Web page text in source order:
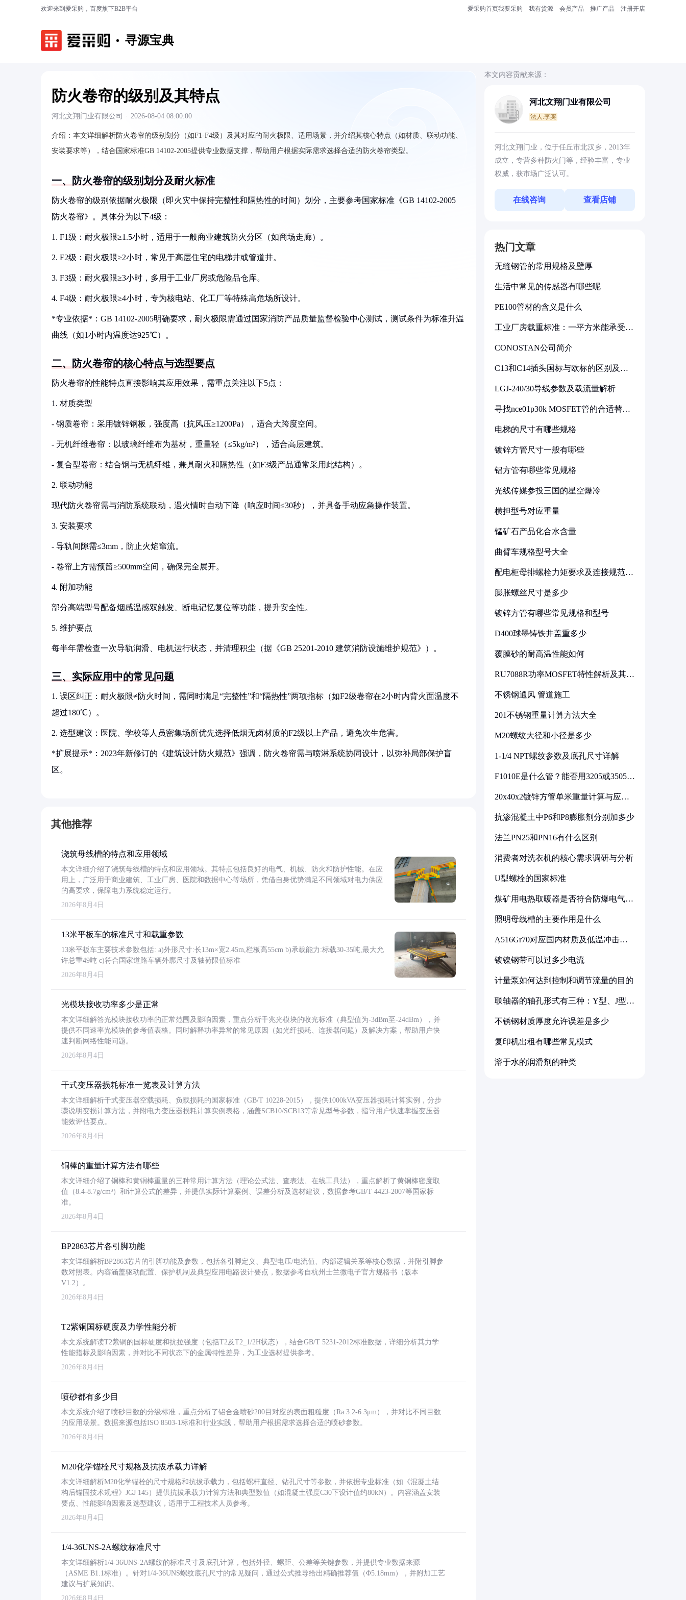
欢迎来到爱采购，百度旗下B2B平台 爱采购首页我要采购 我有货源 会员产品 推广产品 注册开店
寻源宝典
防火卷帘的级别及其特点
河北文翔门业有限公司 · 2026-08-04 08:00:00
介绍： 本文详细解析防火卷帘的级别划分（如F1-F4级）及其对应的耐火极限、适用场景，并介绍其核心特点（如材质、联动功能、
安装要求等），结合国家标准GB 14102-2005提供专业数据支撑，帮助用户根据实际需求选择合适的防火卷帘类型。
一、防火卷帘的级别划分及耐火标准
防火卷帘的级别依据耐火极限（即火灾中保持完整性和隔热性的时间）划分，主要参考国家标准《GB 14102-2005
防火卷帘》。具体分为以下4级：
1. F1级：耐火极限≥1.5小时，适用于一般商业建筑防火分区（如商场走廊）。
2. F2级：耐火极限≥2小时，常见于高层住宅的电梯井或管道井。
3. F3级：耐火极限≥3小时，多用于工业厂房或危险品仓库。
4. F4级：耐火极限≥4小时，专为核电站、化工厂等特殊高危场所设计。
*专业依据*：GB 14102-2005明确要求，耐火极限需通过国家消防产品质量监督检验中心测试，测试条件为标准升温
曲线（如1小时内温度达925℃）。
二、防火卷帘的核心特点与选型要点
防火卷帘的性能特点直接影响其应用效果，需重点关注以下5点：
1. 材质类型
- 钢质卷帘：采用镀锌钢板，强度高（抗风压≥1200Pa），适合大跨度空间。
- 无机纤维卷帘：以玻璃纤维布为基材，重量轻（≤5kg/m²），适合高层建筑。
- 复合型卷帘：结合钢与无机纤维，兼具耐火和隔热性（如F3级产品通常采用此结构）。
2. 联动功能
现代防火卷帘需与消防系统联动，遇火情时自动下降（响应时间≤30秒），并具备手动应急操作装置。
3. 安装要求
- 导轨间隙需≤3mm，防止火焰窜流。
- 卷帘上方需预留≥500mm空间，确保完全展开。
4. 附加功能
部分高端型号配备烟感温感双触发、断电记忆复位等功能，提升安全性。
5. 维护要点
每半年需检查一次导轨润滑、电机运行状态，并清理积尘（据《GB 25201-2010 建筑消防设施维护规范》）。
三、实际应用中的常见问题
1. 误区纠正：耐火极限≠防火时间，需同时满足“完整性”和“隔热性”两项指标（如F2级卷帘在2小时内背火面温度不
超过180℃）。
2. 选型建议：医院、学校等人员密集场所优先选择低烟无卤材质的F2级以上产品，避免次生危害。
*扩展提示*：2023年新修订的《建筑设计防火规范》强调，防火卷帘需与喷淋系统协同设计，以弥补局部保护盲
区。
其他推荐
浇筑母线槽的特点和应用领域
本文详细介绍了浇筑母线槽的特点和应用领域。其特点包括良好的电气、机械、防火和防护性能。在应
用上，广泛用于商业建筑、工业厂房、医院和数据中心等场所，凭借自身优势满足不同领域对电力供应
的高要求，保障电力系统稳定运行。
2026年8月4日
13米平板车的标准尺寸和载重参数
13米平板车主要技术参数包括: a)外形尺寸:长13m×宽2.45m,栏板高55cm b)承载能力:标载30-35吨,最大允
许总重49吨 c)符合国家道路车辆外廓尺寸及轴荷限值标准
2026年8月4日
光模块接收功率多少是正常
本文详细解答光模块接收功率的正常范围及影响因素，重点分析千兆光模块的收光标准（典型值为-3dBm至-24dBm），并
提供不同速率光模块的参考值表格。同时解释功率异常的常见原因（如光纤损耗、连接器问题）及解决方案，帮助用户快
速判断网络性能问题。
2026年8月4日
干式变压器损耗标准一览表及计算方法
本文详细解析干式变压器空载损耗、负载损耗的国家标准（GB/T 10228-2015），提供1000kVA变压器损耗计算实例，分步
骤说明变损计算方法，并附电力变压器损耗计算实例表格，涵盖SCB10/SCB13等常见型号参数，指导用户快速掌握变压器
能效评估要点。
2026年8月4日
铜棒的重量计算方法有哪些
本文详细介绍了铜棒和黄铜棒重量的三种常用计算方法（理论公式法、查表法、在线工具法），重点解析了黄铜棒密度取
值（8.4-8.7g/cm³）和计算公式的差异，并提供实际计算案例、误差分析及选材建议，数据参考GB/T 4423-2007等国家标
准。
2026年8月4日
BP2863芯片各引脚功能
本文详细解析BP2863芯片的引脚功能及参数，包括各引脚定义、典型电压/电流值、内部逻辑关系等核心数据，并附引脚参
数对照表。内容涵盖驱动配置、保护机制及典型应用电路设计要点，数据参考自杭州士兰微电子官方规格书（版本
V1.2）。
2026年8月4日
T2紫铜国标硬度及力学性能分析
本文系统解读T2紫铜的国标硬度和抗拉强度（包括T2及T2_1/2H状态），结合GB/T 5231-2012标准数据，详细分析其力学
性能指标及影响因素，并对比不同状态下的金属特性差异，为工业选材提供参考。
2026年8月4日
喷砂都有多少目
本文系统介绍了喷砂目数的分级标准，重点分析了铝合金喷砂200目对应的表面粗糙度（Ra 3.2-6.3μm），并对比不同目数
的应用场景。数据来源包括ISO 8503-1标准和行业实践，帮助用户根据需求选择合适的喷砂参数。
2026年8月4日
M20化学锚栓尺寸规格及抗拔承载力详解
本文详细解析M20化学锚栓的尺寸规格和抗拔承载力，包括螺杆直径、钻孔尺寸等参数，并依据专业标准（如《混凝土结
构后锚固技术规程》JGJ 145）提供抗拔承载力计算方法和典型数值（如混凝土强度C30下设计值约80kN）。内容涵盖安装
要点、性能影响因素及选型建议，适用于工程技术人员参考。
2026年8月4日
1/4-36UNS-2A螺纹标准尺寸
本文详细解析1/4-36UNS-2A螺纹的标准尺寸及底孔计算，包括外径、螺距、公差等关键参数，并提供专业数据来源
（ASME B1.1标准）。针对1/4-36UNS螺纹底孔尺寸的常见疑问，通过公式推导给出精确推荐值（Φ5.18mm），并附加工艺
建议与扩展知识。
2026年8月4日
本文内容贡献来源：
河北文翔门业有限公司
法人:李宾
河北文翔门业，位于任丘市北汉乡，2013年
成立，专营多种防火门等，经验丰富，专业
权威，获市场广泛认可。
在线咨询 查看店铺
热门文章
无缝钢管的常用规格及壁厚
生活中常见的传感器有哪些呢
PE100管材的含义是什么
工业厂房载重标准：一平方米能承受多
CONOSTAN公司简介
C13和C14插头国标与欧标的区别及其
LGJ-240/30导线参数及载流量解析
寻找nce01p30k MOSFET管的合适替代
电梯的尺寸有哪些规格
镀锌方管尺寸一般有哪些
铝方管有哪些常见规格
光线传媒参投三国的星空爆冷
横担型号对应重量
锰矿石产品化合水含量
曲臂车规格型号大全
配电柜母排螺栓力矩要求及连接规范详
膨胀螺丝尺寸是多少
镀锌方管有哪些常见规格和型号
D400球墨铸铁井盖重多少
覆膜砂的耐高温性能如何
RU7088R功率MOSFET特性解析及其在
不锈钢通风 管道施工
201不锈钢重量计算方法大全
M20螺纹大径和小径是多少
1-1/4 NPT螺纹参数及底孔尺寸详解
F1010E是什么管？能否用3205或3505代
20x40x2镀锌方管单米重量计算与应用
抗渗混凝土中P6和P8膨胀剂分别加多少
法兰PN25和PN16有什么区别
消费者对洗衣机的核心需求调研与分析
U型螺栓的国家标准
煤矿用电热取暖器是否符合防爆电气设
照明母线槽的主要作用是什么
A516Gr70对应国内材质及低温冲击要
镀镍钢带可以过多少电流
计量泵如何达到控制和调节流量的目的
联轴器的轴孔形式有三种：Y型、J型、
不锈钢材质厚度允许误差是多少
复印机出租有哪些常见模式
溶于水的润滑剂的种类